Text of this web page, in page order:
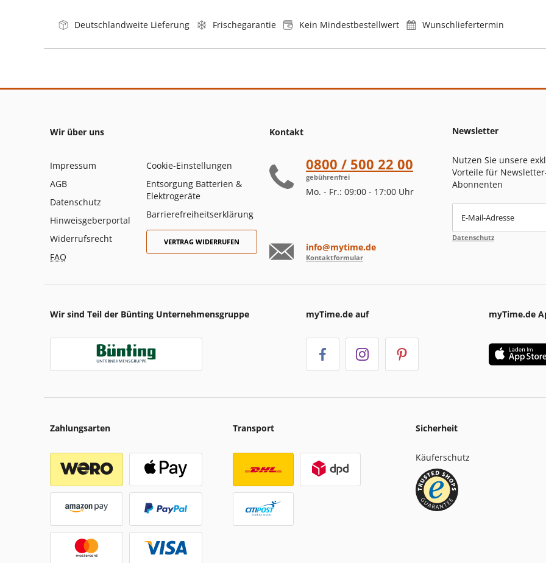
Deutschlandweite Lieferung Frischegarantie Kein Mindestbestellwert Wunschliefertermin
Wir über uns
Impressum
AGB
Datenschutz
Hinweisgeberportal
Widerrufsrecht
FAQ
Cookie-Einstellungen
Entsorgung Batterien &
Elektrogeräte
Barrierefreiheitserklärung
VERTRAG WIDERRUFEN
Kontakt
0800 / 500 22 00
gebührenfrei
Mo. - Fr.: 09:00 - 17:00 Uhr
info@mytime.de
Kontaktformular
Newsletter
Nutzen Sie unsere
Vorteile für
Abonnenten
E-Mail-Adresse
Datenschutz
Wir sind Teil der Bünting Unternehmensgruppe myTime.de auf myTime.de
Zahlungsarten Transport Sicherheit
Käuferschutz